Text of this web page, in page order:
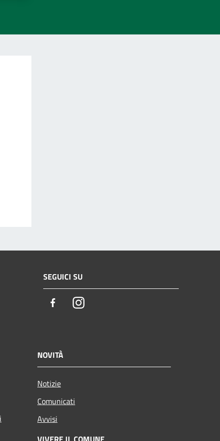
SEGUICI SU
FacebookInstagram
NOVITÀ
Notizie
Comunicati
Avvisi